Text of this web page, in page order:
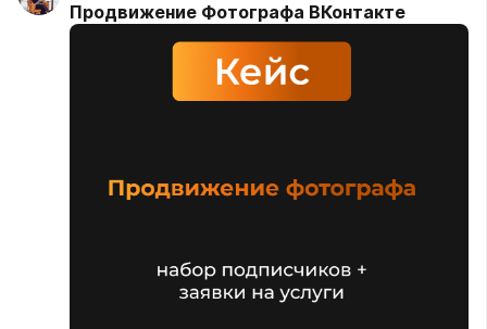
Продвижение Фотографа ВКонтакте